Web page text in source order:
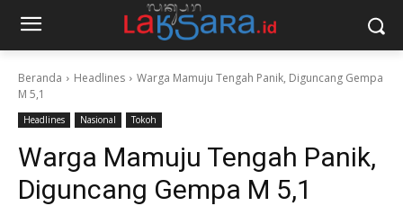
Beranda Headlines
Warga Mamuju Tengah Panik, Diguncang Gempa
M 5,1
Headlines Nasional Tokoh
Warga Mamuju Tengah Panik,
Diguncang Gempa M 5,1